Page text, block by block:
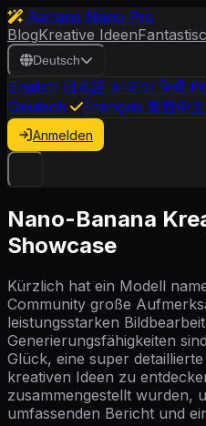
Banana Nano Pro
BlogKreative Ideen
Deutsch
English 日本語 한국어 हिन्दी
Deutsch
Français 繁體中文
Anmelden
Nano-Banana
Showcase
Kürzlich hat ein Modell
Community große
leistungsstarken
Generierungsfähigkeiten
Glück, eine super
kreativen Ideen zu
zusammengestellt wurden,
umfassenden Bericht und